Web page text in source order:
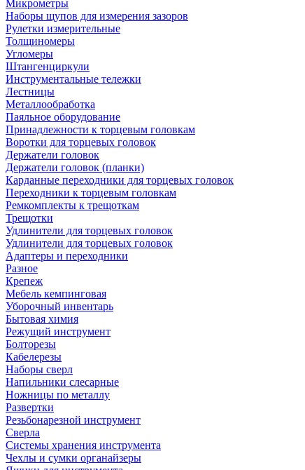
Микрометры
Наборы щупов для измерения зазоров
Рулетки измерительные
Толщиномеры
Угломеры
Штангенциркули
Инструментальные тележки
Лестницы
Металлообработка
Паяльное оборудование
Принадлежности к торцевым головкам
Воротки для торцевых головок
Держатели головок
Держатели головок (планки)
Карданные переходники для торцевых головок
Переходники к торцевым головкам
Ремкомплекты к трещоткам
Трещотки
Удлинители для торцевых головок
Удлинители для торцевых головок
Адаптеры и переходники
Разное
Крепеж
Мебель кемпинговая
Уборочный инвентарь
Бытовая химия
Режущий инструмент
Болторезы
Кабелерезы
Наборы сверл
Напильники слесарные
Ножницы по металлу
Развертки
Резьбонарезной инструмент
Сверла
Системы хранения инструмента
Чехлы и сумки органайзеры